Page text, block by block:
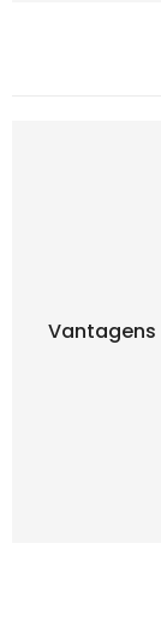
Vantagens